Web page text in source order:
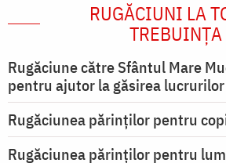
RUGĂCIUNI LA
TREBUINȚA
Rugăciune către Sfântul Mare
pentru ajutor la găsirea
Rugăciunea părinților pentru
Rugăciunea părinților pentru